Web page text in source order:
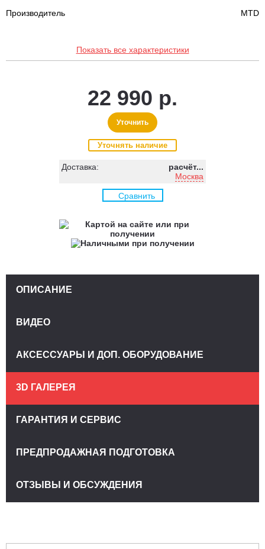
Производитель MTD
Показать все характеристики
22 990 р.
Уточнить
Уточнять наличие
Доставка:
расчёт...
Москва
Сравнить
ОПИСАНИЕ
ВИДЕО
АКСЕССУАРЫ И ДОП. ОБОРУДОВАНИЕ
3D ГАЛЕРЕЯ
ГАРАНТИЯ И СЕРВИС
ПРЕДПРОДАЖНАЯ ПОДГОТОВКА
ОТЗЫВЫ И ОБСУЖДЕНИЯ